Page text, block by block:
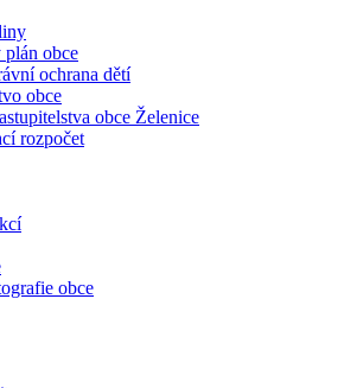
plán obce
ochrana dětí
obce
obce Želenice
rozpočet
obce